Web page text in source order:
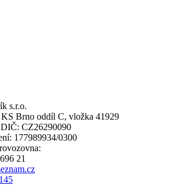
s.r.o.
Brno oddíl C, vložka 41929
CZ26290090
177989934/0300
21